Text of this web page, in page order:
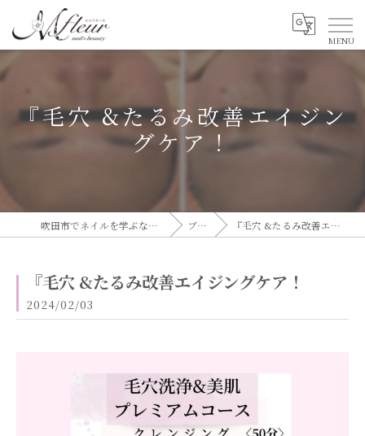
『毛穴 &たるみ改善エイジン
グケア！
吹田市でネイルを学ぶならエムフルール ブログ 『毛穴 &たるみ改善エイジングケア！
『毛穴 &たるみ改善エイジングケア！
2024/02/03